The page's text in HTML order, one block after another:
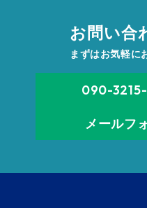
お問い合
まずはお気軽に
090-
メールフ